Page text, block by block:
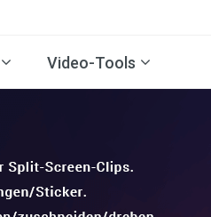
Video-Tools